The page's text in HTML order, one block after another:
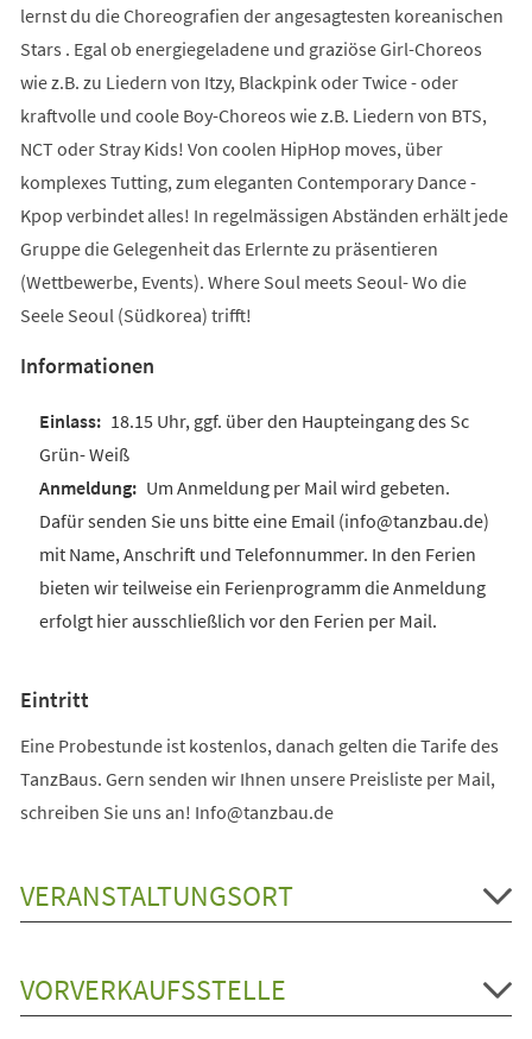
lernst du die Choreografien der angesagtesten koreanischen
Stars . Egal ob energiegeladene und graziöse Girl-Choreos
wie z.B. zu Liedern von Itzy, Blackpink oder Twice - oder
kraftvolle und coole Boy-Choreos wie z.B. Liedern von BTS,
NCT oder Stray Kids! Von coolen HipHop moves, über
komplexes Tutting, zum eleganten Contemporary Dance -
Kpop verbindet alles! In regelmässigen Abständen erhält jede
Gruppe die Gelegenheit das Erlernte zu präsentieren
(Wettbewerbe, Events). Where Soul meets Seoul- Wo die
Seele Seoul (Südkorea) trifft!
Informationen
18.15 Uhr, ggf. über den Haupteingang des Sc
Grün- Weiß
Um Anmeldung per Mail wird gebeten.
Dafür senden Sie uns bitte eine Email (info@tanzbau.de)
mit Name, Anschrift und Telefonnummer. In den Ferien
bieten wir teilweise ein Ferienprogramm die Anmeldung
erfolgt hier ausschließlich vor den Ferien per Mail.
Eintritt
Eine Probestunde ist kostenlos, danach gelten die Tarife des
TanzBaus. Gern senden wir Ihnen unsere Preisliste per Mail,
schreiben Sie uns an! Info@tanzbau.de
VERANSTALTUNGSORT
VORVERKAUFSSTELLE